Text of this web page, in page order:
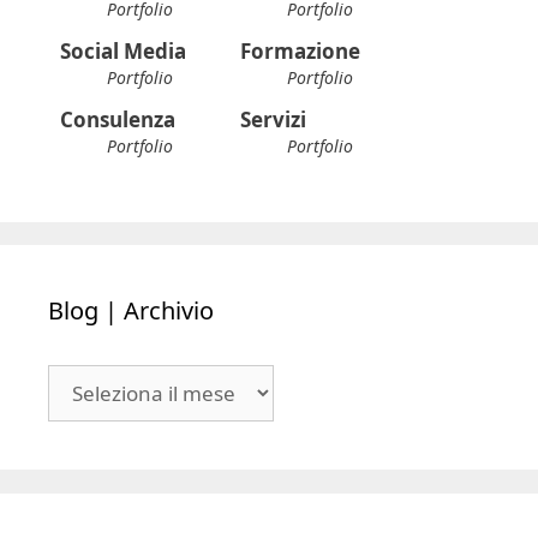
Portfolio Portfolio
Social Media
Portfolio
Formazione
Portfolio
Consulenza
Portfolio
Servizi
Portfolio
Blog | Archivio